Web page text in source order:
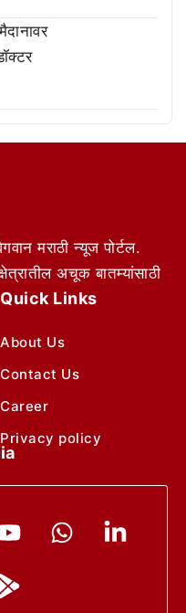
मराठी न्यूज पोर्टल.
अचूक बातम्यांसाठी
Quick Links
About Us
Contact Us
Career
Privacy policy